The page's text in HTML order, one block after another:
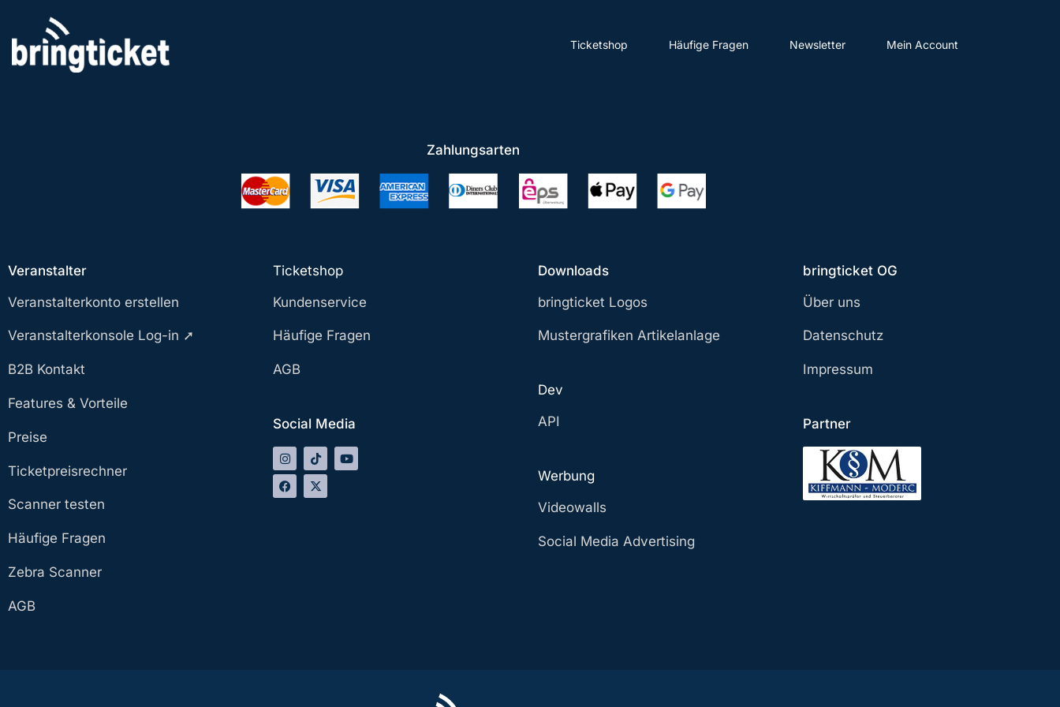
Zum
Inhalt
Ticketshop Häufige Fragen Newsletter Mein Account
Zahlungsarten
Veranstalter
Veranstalterkonto erstellen
Veranstalterkonsole Log-in ➚
B2B Kontakt
Features & Vorteile
Preise
Ticketpreisrechner
Scanner testen
Häufige Fragen
Zebra Scanner
AGB
Ticketshop
Kundenservice
Häufige Fragen
AGB
Social Media
Downloads
bringticket Logos
Mustergrafiken Artikelanlage
Dev
API
Werbung
Videowalls
Social Media Advertising
bringticket OG
Über uns
Datenschutz
Impressum
Partner